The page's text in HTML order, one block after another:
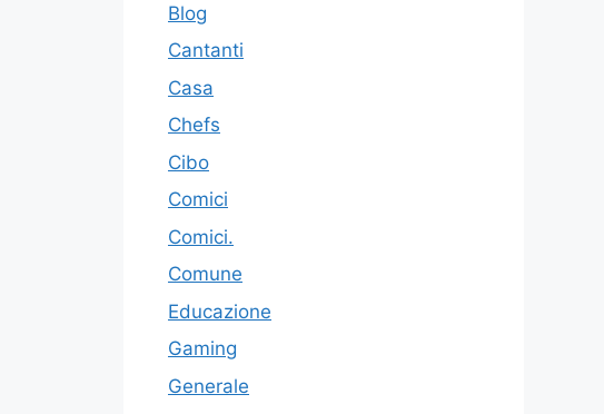
Blog
Cantanti
Casa
Chefs
Cibo
Comici
Comici.
Comune
Educazione
Gaming
Generale